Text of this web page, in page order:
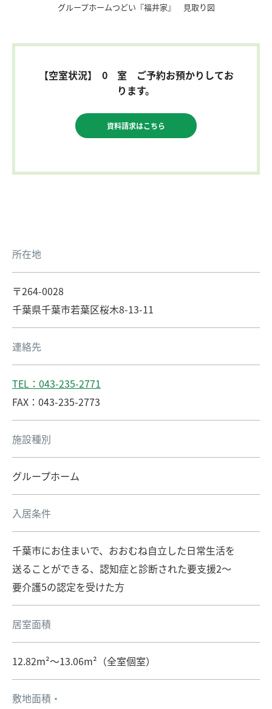
グループホームつどい『福井家』 見取り図
【空室状況】 0 室 ご予約お預かりしてお
ります。
資料請求はこちら
所在地
〒264-0028
千葉県千葉市若葉区桜木8-13-11
連絡先
TEL：043-235-2771
FAX：043-235-2773
施設種別
グループホーム
入居条件
千葉市にお住まいで、おおむね自立した日常生活を
送ることができる、認知症と診断された要支援2～
要介護5の認定を受けた方
居室面積
12.82m²～13.06m²（全室個室）
敷地面積・